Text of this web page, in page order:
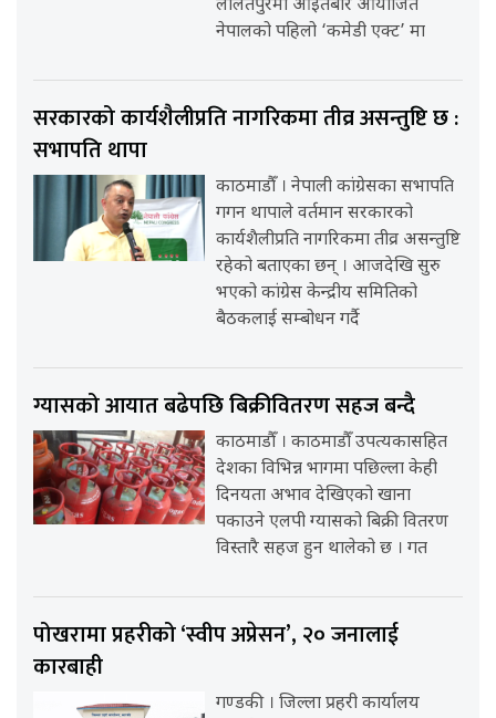
ललितपुरमा आइतबार आयोजित
नेपालको पहिलो ‘कमेडी एक्ट’ मा
सरकारको कार्यशैलीप्रति नागरिकमा तीव्र असन्तुष्टि छ :
सभापति थापा
काठमाडौँ । नेपाली कांग्रेसका सभापति
गगन थापाले वर्तमान सरकारको
कार्यशैलीप्रति नागरिकमा तीव्र असन्तुष्टि
रहेको बताएका छन् । आजदेखि सुरु
भएको कांग्रेस केन्द्रीय समितिको
बैठकलाई सम्बोधन गर्दै
ग्यासको आयात बढेपछि बिक्रीवितरण सहज बन्दै
काठमाडौँ । काठमाडौँ उपत्यकासहित
देशका विभिन्न भागमा पछिल्ला केही
दिनयता अभाव देखिएको खाना
पकाउने एलपी ग्यासको बिक्री वितरण
विस्तारै सहज हुन थालेको छ । गत
पोखरामा प्रहरीको ‘स्वीप अप्रेसन’, २० जनालाई
कारबाही
गण्डकी । जिल्ला प्रहरी कार्यालय